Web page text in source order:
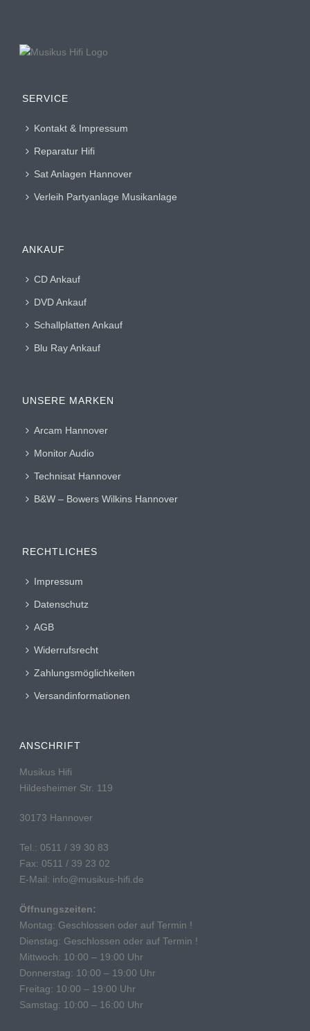
SERVICE
Kontakt & Impressum
Reparatur Hifi
Sat Anlagen Hannover
Verleih Partyanlage Musikanlage
ANKAUF
CD Ankauf
DVD Ankauf
Schallplatten Ankauf
Blu Ray Ankauf
UNSERE MARKEN
Arcam Hannover
Monitor Audio
Technisat Hannover
B&W – Bowers Wilkins Hannover
RECHTLICHES
Impressum
Datenschutz
AGB
Widerrufsrecht
Zahlungsmöglichkeiten
Versandinformationen
ANSCHRIFT
Musikus Hifi
Hildesheimer Str. 119
30173 Hannover
Tel.: 0511 / 39 30 83
Fax: 0511 / 39 23 02
E-Mail: info@musikus-hifi.de
Öffnungszeiten:
Montag: Geschlossen oder auf Termin !
Dienstag: Geschlossen oder auf Termin !
Mittwoch: 10:00 – 19:00 Uhr
Donnerstag: 10:00 – 19:00 Uhr
Freitag: 10:00 – 19:00 Uhr
Samstag: 10:00 – 16:00 Uhr